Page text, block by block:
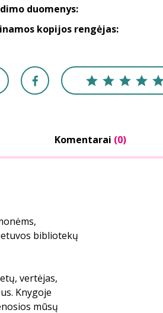
duomenys:
kopijos rengėjas:
Komentarai (0)
bibliotekų
vertėjas,
Knygoje
mūsų